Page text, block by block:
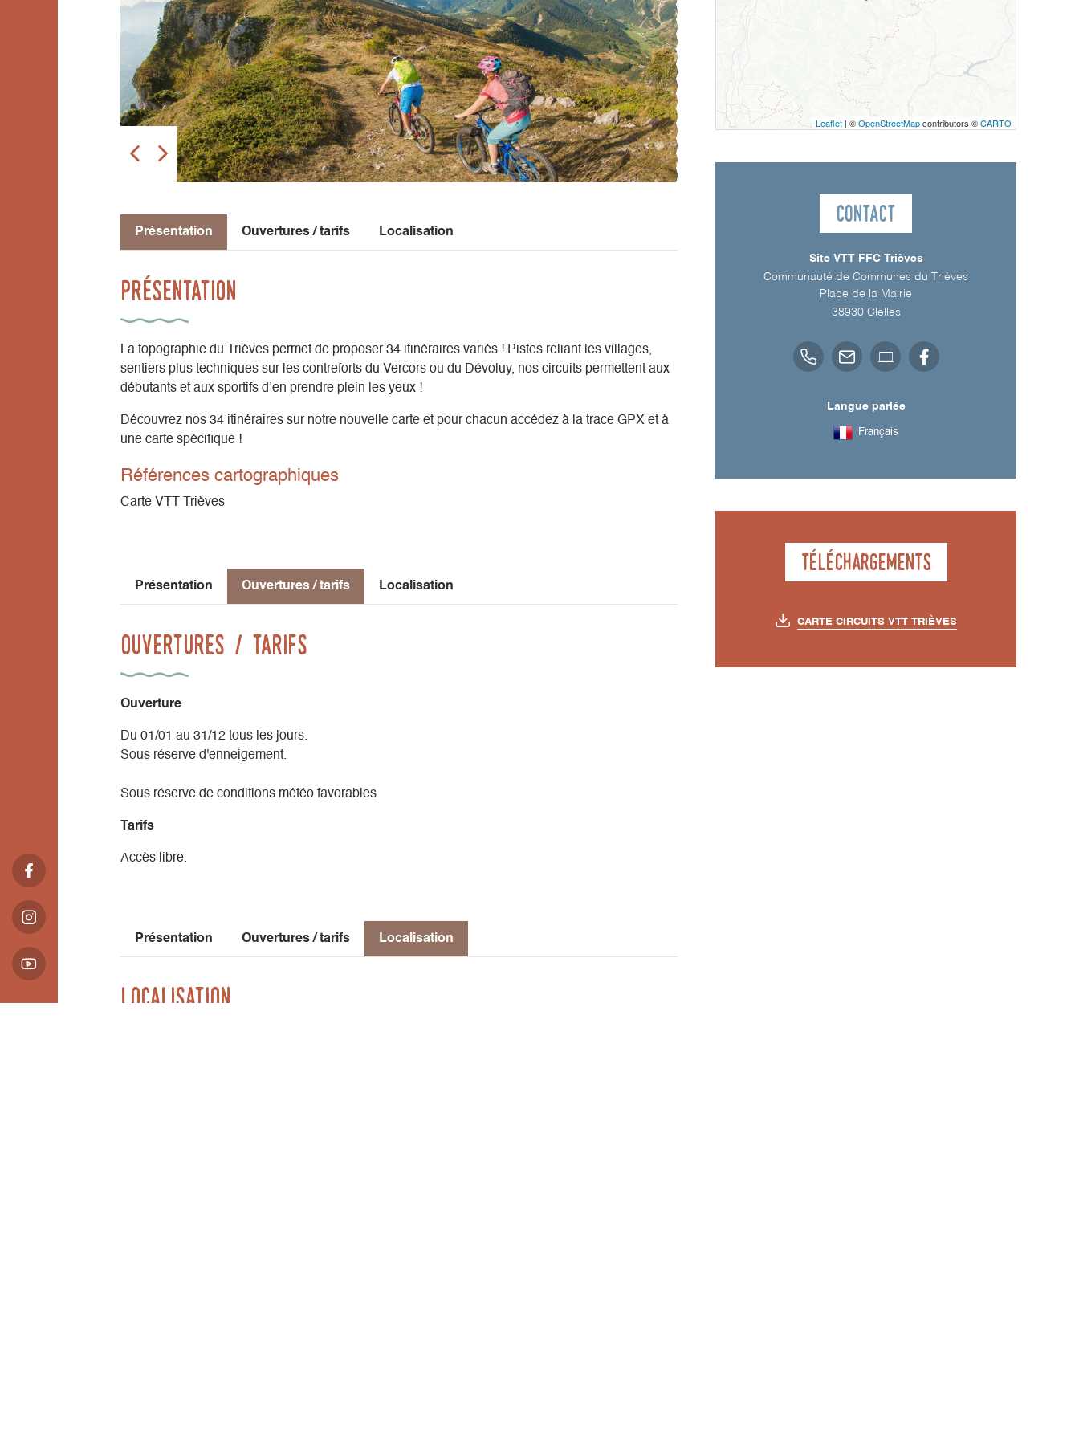
Présentation Ouvertures / tarifs Localisation
Présentation
La topographie du Trièves permet de proposer 34 itinéraires variés ! Pistes reliant les villages,
sentiers plus techniques sur les contreforts du Vercors ou du Dévoluy, nos circuits permettent aux
débutants et aux sportifs d’en prendre plein les yeux !
Découvrez nos 34 itinéraires sur notre nouvelle carte et pour chacun accédez à la trace GPX et à
une carte spécifique !
Références cartographiques
Carte VTT Trièves
Présentation Ouvertures / tarifs Localisation
Ouvertures / tarifs
Ouverture
Du 01/01 au 31/12 tous les jours.
Sous réserve d'enneigement.
Sous réserve de conditions météo favorables.
Tarifs
Accès libre.
Présentation Ouvertures / tarifs Localisation
Localisation
Leaflet | ©OpenStreetMapcontributors ©CARTO
Contact
Site VTT FFC Trièves
Communauté de Communes du Trièves
Place de la Mairie
38930 Clelles
Langue parlée
Français
Téléchargements
CARTE CIRCUITS VTT TRIÈVES